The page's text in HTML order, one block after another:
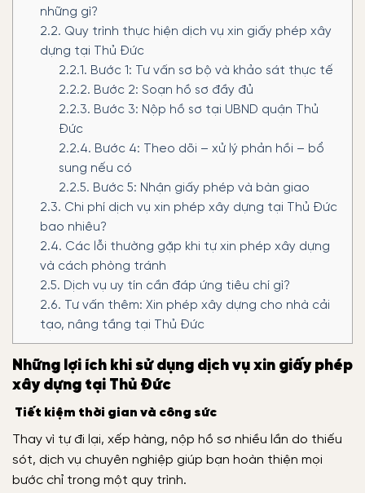
những gì?
2.2. Quy trình thực hiện dịch vụ xin giấy phép xây
dựng tại Thủ Đức
2.2.1. Bước 1: Tư vấn sơ bộ và khảo sát thực tế
2.2.2. Bước 2: Soạn hồ sơ đầy đủ
2.2.3. Bước 3: Nộp hồ sơ tại UBND quận Thủ
Đức
2.2.4. Bước 4: Theo dõi – xử lý phản hồi – bổ
sung nếu có
2.2.5. Bước 5: Nhận giấy phép và bàn giao
2.3. Chi phí dịch vụ xin phép xây dựng tại Thủ Đức
bao nhiêu?
2.4. Các lỗi thường gặp khi tự xin phép xây dựng
và cách phòng tránh
2.5. Dịch vụ uy tín cần đáp ứng tiêu chí gì?
2.6. Tư vấn thêm: Xin phép xây dựng cho nhà cải
tạo, nâng tầng tại Thủ Đức
Những lợi ích khi sử dụng dịch vụ xin giấy phép
xây dựng tại Thủ Đức
Tiết kiệm thời gian và công sức
Thay vì tự đi lại, xếp hàng, nộp hồ sơ nhiều lần do thiếu
sót, dịch vụ chuyên nghiệp giúp bạn hoàn thiện mọi
bước chỉ trong một quy trình.